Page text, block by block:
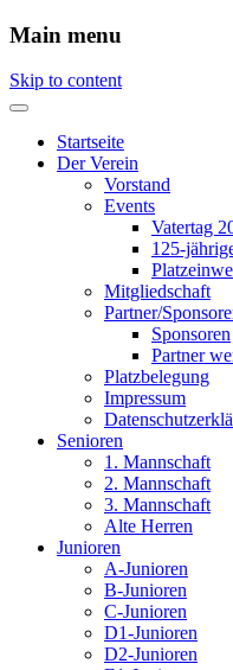
Main menu
Skip to content
Startseite
Der Verein
Vorstand
Events
Vatertag
125-
Mitgliedschaft
Partner/
Sponsoren
Partner
Platzbelegung
Impressum
Senioren
1. Mannschaft
2. Mannschaft
3. Mannschaft
Alte Herren
Junioren
A-Junioren
B-Junioren
C-Junioren
D1-Junioren
D2-Junioren